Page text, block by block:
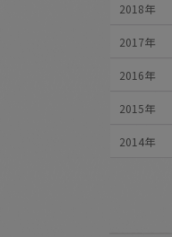
2018年
2017年
2016年
2015年
2014年